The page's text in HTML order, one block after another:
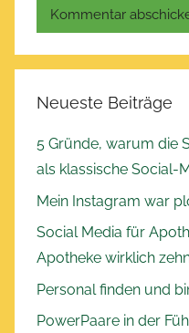
Neueste Beiträge
5 Gründe, warum die
als klassische Social-
Mein Instagram war
Social Media für
Apotheke wirklich
Personal finden und
PowerPaare in der